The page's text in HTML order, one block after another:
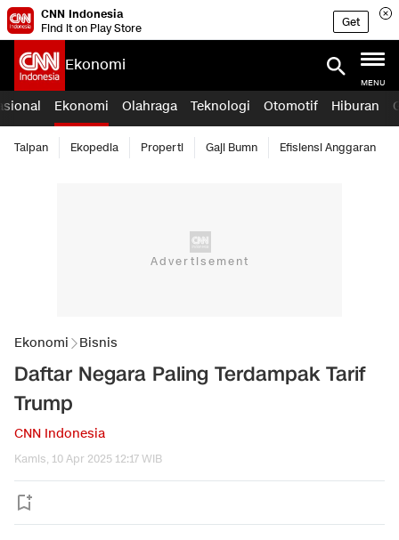
CNN Indonesia
Find it on Play Store
Get
Ekonomi
MENU
Ekonomi Olahraga Teknologi Otomotif Hiburan
Taipan Ekopedia Properti Gaji Bumn Efisiensi Anggaran
Ekonomi Bisnis
Daftar Negara Paling Terdampak Tarif
Trump
CNN Indonesia
Kamis, 10 Apr 2025 12:17 WIB